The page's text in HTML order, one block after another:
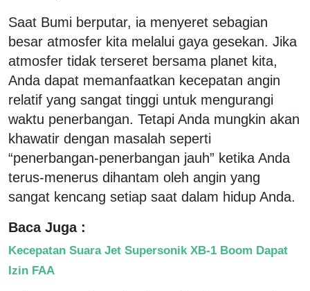
Saat Bumi berputar, ia menyeret sebagian
besar atmosfer kita melalui gaya gesekan. Jika
atmosfer tidak terseret bersama planet kita,
Anda dapat memanfaatkan kecepatan angin
relatif yang sangat tinggi untuk mengurangi
waktu penerbangan. Tetapi Anda mungkin akan
khawatir dengan masalah seperti
“penerbangan-penerbangan jauh” ketika Anda
terus-menerus dihantam oleh angin yang
sangat kencang setiap saat dalam hidup Anda.
Baca Juga :
Kecepatan Suara Jet Supersonik XB-1 Boom Dapat
Izin FAA